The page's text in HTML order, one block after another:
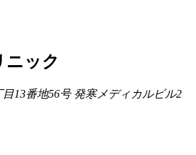
ニック
13番地56号 発寒メディカルビル2